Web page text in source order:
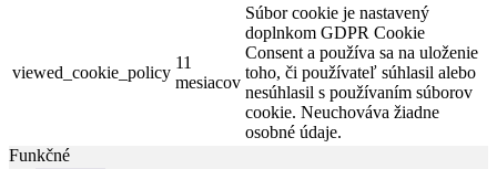
viewed_cookie_policy
11
mesiacov
Súbor cookie je nastavený
doplnkom GDPR Cookie
Consent a používa sa na uloženie
toho, či používateľ súhlasil alebo
nesúhlasil s používaním súborov
cookie. Neuchováva žiadne
osobné údaje.
Funkčné